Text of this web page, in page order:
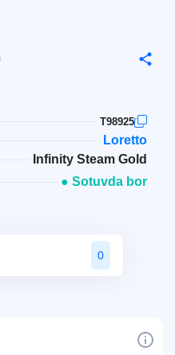
T98925
Loretto
Infinity Steam Gold
● Sotuvda bor
0